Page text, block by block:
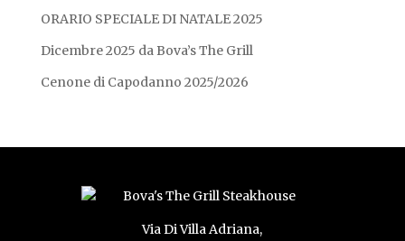
ORARIO SPECIALE DI NATALE 2025
Dicembre 2025 da Bova’s The Grill
Cenone di Capodanno 2025/2026
Via Di Villa Adriana,